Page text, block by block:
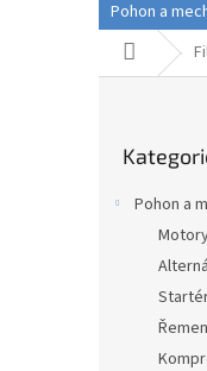
Pohon a
Domů
kategorie
Pohon a